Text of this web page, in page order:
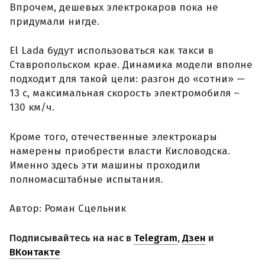
Впрочем, дешевых электрокаров пока не
придумали нигде.
El Lada будут использоваться как такси в
Ставропольском крае. Динамика модели вполне
подходит для такой цели: разгон до «сотни» —
13 с, максимальная скорость электромобиля –
130 км/ч.
Кроме того, отечественные электрокары
намерены приобрести власти Кисловодска.
Именно здесь эти машины проходили
полномасштабные испытания.
Автор: Роман Сцельник
Подписывайтесь на нас в Telegram,Дзен и
ВКонтакте